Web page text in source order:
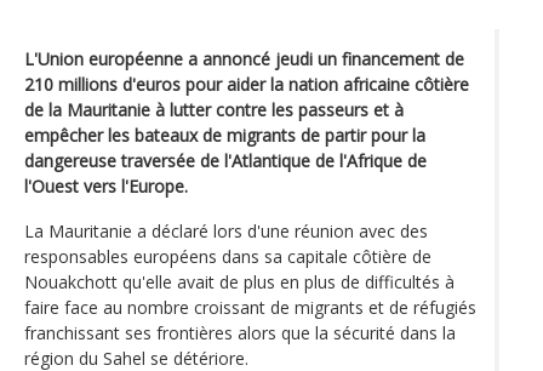
L'Union européenne a annoncé jeudi un financement de
210 millions d'euros pour aider la nation africaine côtière
de la Mauritanie à lutter contre les passeurs et à
empêcher les bateaux de migrants de partir pour la
dangereuse traversée de l'Atlantique de l'Afrique de
l'Ouest vers l'Europe.
La Mauritanie a déclaré lors d'une réunion avec des
responsables européens dans sa capitale côtière de
Nouakchott qu'elle avait de plus en plus de difficultés à
faire face au nombre croissant de migrants et de réfugiés
franchissant ses frontières alors que la sécurité dans la
région du Sahel se détériore.